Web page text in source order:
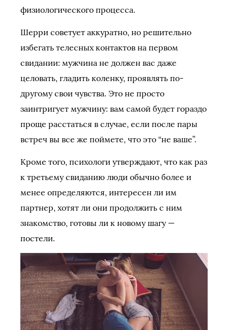
физиологического процесса.
Шерри советует аккуратно, но решительно
избегать телесных контактов на первом
свидании: мужчина не должен вас даже
целовать, гладить коленку, проявлять по-
другому свои чувства. Это не просто
заинтригует мужчину: вам самой будет гораздо
проще расстаться в случае, если после пары
встреч вы все же поймете, что это “не ваше”.
Кроме того, психологи утверждают, что как раз
к третьему свиданию люди обычно более и
менее определяются, интересен ли им
партнер, хотят ли они продолжить с ним
знакомство, готовы ли к новому шагу —
постели.